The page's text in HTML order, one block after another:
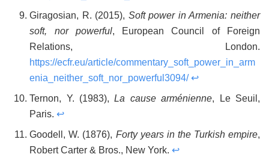
Giragosian, R. (2015), Soft power in Armenia: neither
soft, nor powerful, European Council of Foreign
Relations, London.
https://ecfr.eu/article/commentary_soft_power_in_arm
enia_neither_soft_nor_powerful3094/ ↩
Ternon, Y. (1983),La cause arménienne, Le Seuil,
Paris. ↩
Goodell, W. (1876), Forty years in the Turkish empire,
Robert Carter & Bros., New York. ↩